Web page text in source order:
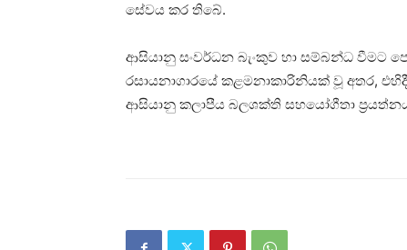
සේවය කර තිබේ.
ආසියානු සංවර්ධන බැංකුව හා සම්බන්ධ වීමට
රසායනාගාරයේ කළමනාකාරිනියක් වූ අතර,
ආසියානු කලාපීය බලශක්ති සහයෝගීතා